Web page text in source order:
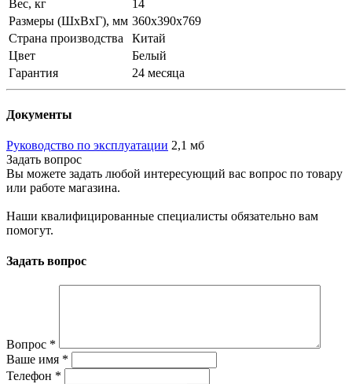
Вес, кг
14
Размеры (ШxВxГ), мм 360x390x769
Страна производства
Китай
Цвет
Белый
Гарантия
24 месяца
Документы
Руководство по эксплуатации 2,1 мб
Задать вопрос
Вы можете задать любой интересующий вас вопрос по товару
или работе магазина.
Наши квалифицированные специалисты обязательно вам
помогут.
Задать вопрос
Вопрос *
Ваше имя *
Телефон *